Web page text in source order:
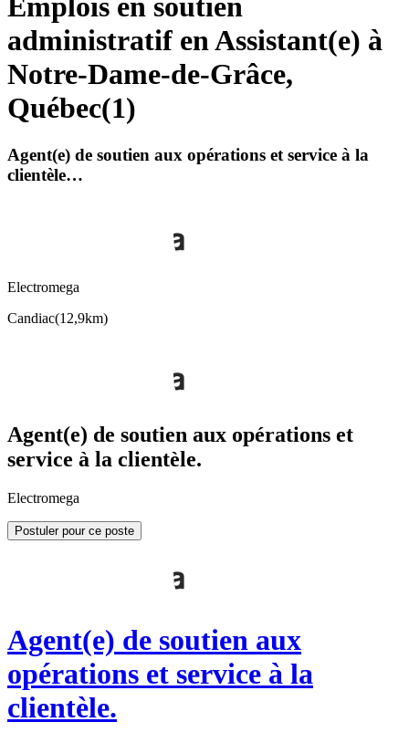
Emplois en soutien
administratif en Assistant(e) à
Notre-Dame-de-Grâce,
Québec(1)
Agent(e) de soutien aux opérations et service à la
clientèle…
Electromega
Candiac(12,9km)
Agent(e) de soutien aux opérations et
service à la clientèle.
Electromega
Postuler pour ce poste
Agent(e) de soutien aux
opérations et service à la
clientèle.